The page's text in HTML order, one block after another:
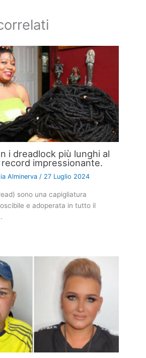
i dreadlock più lunghi al
impressionante.
Alminerva / 27 Luglio 2024
sono una capigliatura
e adoperata in tutto il